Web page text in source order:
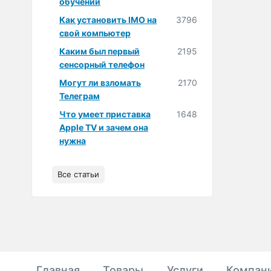
Как установить IMO на
свой компьютер
3796
Каким был первый
сенсорный телефон
2195
Могут ли взломать
Телеграм
2170
Что умеет приставка
Apple TV и зачем она
нужна
1648
Все статьи